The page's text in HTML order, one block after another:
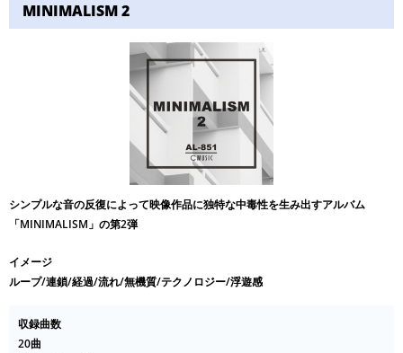
MINIMALISM 2
シンプルな音の反復によって映像作品に独特な中毒性を生み出すアルバム
「MINIMALISM」の第2弾
イメージ
ループ/連鎖/経過/流れ/無機質/テクノロジー/浮遊感
収録曲数
20曲